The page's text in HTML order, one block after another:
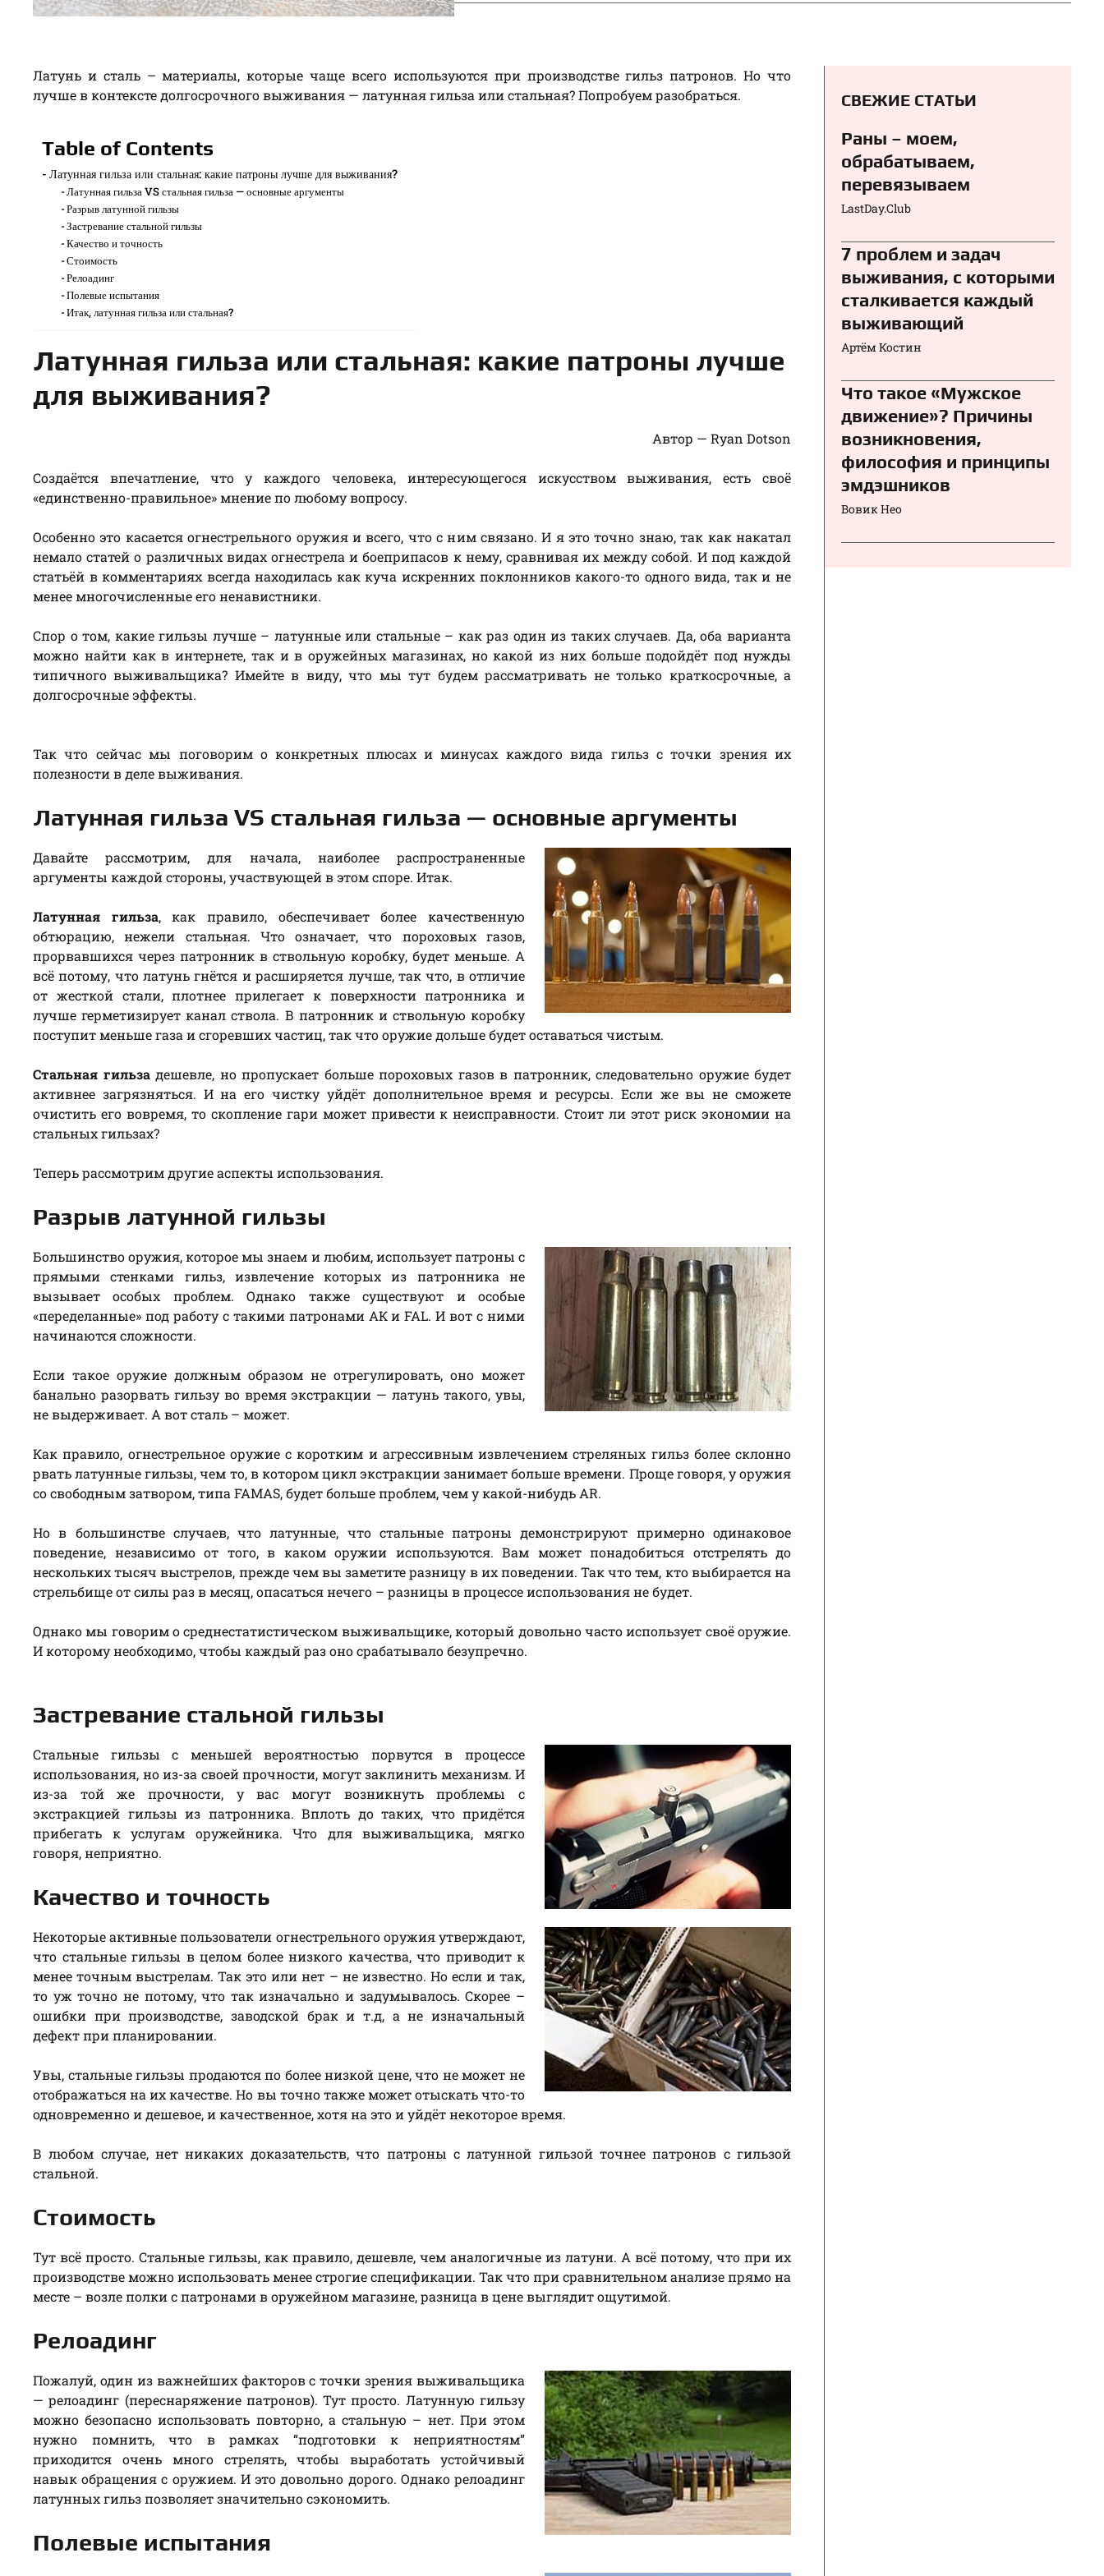
Латунь и сталь – материалы, которые чаще всего используются при производстве гильз патронов. Но что
лучше в контексте долгосрочного выживания — латунная гильза или стальная? Попробуем разобраться.
Table of Contents
Латунная гильза или стальная: какие патроны лучше для выживания?
Латунная гильза VS стальная гильза — основные аргументы
Разрыв латунной гильзы
Застревание стальной гильзы
Качество и точность
Стоимость
Релоадинг
Полевые испытания
Итак, латунная гильза или стальная?
Латунная гильза или стальная: какие патроны лучше
для выживания?
Автор — Ryan Dotson
Создаётся впечатление, что у каждого человека, интересующегося искусством выживания, есть своё
«единственно-правильное» мнение по любому вопросу.
Особенно это касается огнестрельного оружия и всего, что с ним связано. И я это точно знаю, так как накатал
немало статей о различных видах огнестрела и боеприпасов к нему, сравнивая их между собой. И под каждой
статьёй в комментариях всегда находилась как куча искренних поклонников какого-то одного вида, так и не
менее многочисленные его ненавистники.
Спор о том, какие гильзы лучше – латунные или стальные – как раз один из таких случаев. Да, оба варианта
можно найти как в интернете, так и в оружейных магазинах, но какой из них больше подойдёт под нужды
типичного выживальщика? Имейте в виду, что мы тут будем рассматривать не только краткосрочные, а
долгосрочные эффекты.
Так что сейчас мы поговорим о конкретных плюсах и минусах каждого вида гильз с точки зрения их
полезности в деле выживания.
Латунная гильза VS стальная гильза — основные аргументы
Давайте рассмотрим, для начала, наиболее распространенные
аргументы каждой стороны, участвующей в этом споре. Итак.
Латунная гильза, как правило, обеспечивает более качественную
обтюрацию, нежели стальная. Что означает, что пороховых газов,
прорвавшихся через патронник в ствольную коробку, будет меньше. А
всё потому, что латунь гнётся и расширяется лучше, так что, в отличие
от жесткой стали, плотнее прилегает к поверхности патронника и
лучше герметизирует канал ствола. В патронник и ствольную коробку
поступит меньше газа и сгоревших частиц, так что оружие дольше будет оставаться чистым.
Стальная гильзадешевле, но пропускает больше пороховых газов в патронник, следовательно оружие будет
активнее загрязняться. И на его чистку уйдёт дополнительное время и ресурсы. Если же вы не сможете
очистить его вовремя, то скопление гари может привести к неисправности. Стоит ли этот риск экономии на
стальных гильзах?
Теперь рассмотрим другие аспекты использования.
Разрыв латунной гильзы
Большинство оружия, которое мы знаем и любим, использует патроны с
прямыми стенками гильз, извлечение которых из патронника не
вызывает особых проблем. Однако также существуют и особые
«переделанные» под работу с такими патронами АК и FAL. И вот с ними
начинаются сложности.
Если такое оружие должным образом не отрегулировать, оно может
банально разорвать гильзу во время экстракции — латунь такого, увы,
не выдерживает. А вот сталь – может.
Как правило, огнестрельное оружие с коротким и агрессивным извлечением стреляных гильз более склонно
рвать латунные гильзы, чем то, в котором цикл экстракции занимает больше времени. Проще говоря, у оружия
со свободным затвором, типа FAMAS, будет больше проблем, чем у какой-нибудь AR.
Но в большинстве случаев, что латунные, что стальные патроны демонстрируют примерно одинаковое
поведение, независимо от того, в каком оружии используются. Вам может понадобиться отстрелять до
нескольких тысяч выстрелов, прежде чем вы заметите разницу в их поведении. Так что тем, кто выбирается на
стрельбище от силы раз в месяц, опасаться нечего – разницы в процессе использования не будет.
Однако мы говорим о среднестатистическом выживальщике, который довольно часто использует своё оружие.
И которому необходимо, чтобы каждый раз оно срабатывало безупречно.
Застревание стальной гильзы
Стальные гильзы с меньшей вероятностью порвутся в процессе
использования, но из-за своей прочности, могут заклинить механизм. И
из-за той же прочности, у вас могут возникнуть проблемы с
экстракцией гильзы из патронника. Вплоть до таких, что придётся
прибегать к услугам оружейника. Что для выживальщика, мягко
говоря, неприятно.
Качество и точность
Некоторые активные пользователи огнестрельного оружия утверждают,
что стальные гильзы в целом более низкого качества, что приводит к
менее точным выстрелам. Так это или нет – не известно. Но если и так,
то уж точно не потому, что так изначально и задумывалось. Скорее –
ошибки при производстве, заводской брак и т.д, а не изначальный
дефект при планировании.
Увы, стальные гильзы продаются по более низкой цене, что не может не
отображаться на их качестве. Но вы точно также может отыскать что-то
одновременно и дешевое, и качественное, хотя на это и уйдёт некоторое время.
В любом случае, нет никаких доказательств, что патроны с латунной гильзой точнее патронов с гильзой
стальной.
Стоимость
Тут всё просто. Стальные гильзы, как правило, дешевле, чем аналогичные из латуни. А всё потому, что при их
производстве можно использовать менее строгие спецификации. Так что при сравнительном анализе прямо на
месте – возле полки с патронами в оружейном магазине, разница в цене выглядит ощутимой.
Релоадинг
Пожалуй, один из важнейших факторов с точки зрения выживальщика
— релоадинг (переснаряжение патронов). Тут просто. Латунную гильзу
можно безопасно использовать повторно, а стальную – нет. При этом
нужно помнить, что в рамках “подготовки к неприятностям”
приходится очень много стрелять, чтобы выработать устойчивый
навык обращения с оружием. И это довольно дорого. Однако релоадинг
латунных гильз позволяет значительно сэкономить.
Полевые испытания
СВЕЖИЕ СТАТЬИ
Раны – моем,
обрабатываем,
перевязываем⁠⁠
LastDay.Club
7 проблем и задач
выживания, с которыми
сталкивается каждый
выживающий
Артём Костин
Что такое «Мужское
движение»? Причины
возникновения,
философия и принципы
эмдэшников
Вовик Нео